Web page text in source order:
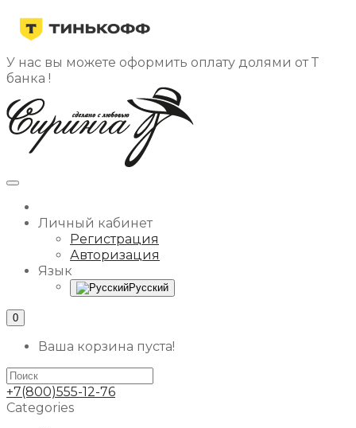
У нас вы можете оформить оплату долями от Т
банка !
Личный кабинет
Регистрация
Авторизация
Язык
Русский
0
Ваша корзина пуста!
+7(800)555-12-76
Categories